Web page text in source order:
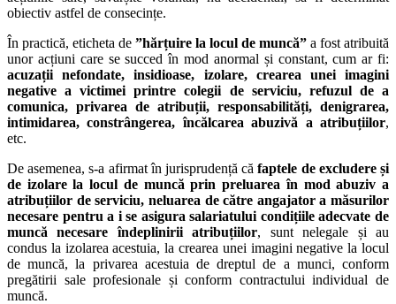
obiectiv astfel de consecințe.
În practică, eticheta de ”hărțuire la locul de muncă” a fost atribuită
unor acțiuni care se succed în mod anormal și constant, cum ar fi:
acuzații nefondate, insidioase, izolare, crearea unei imagini
negative a victimei printre colegii de serviciu, refuzul de a
comunica, privarea de atribuții, responsabilități, denigrarea,
intimidarea, constrângerea, încălcarea abuzivă a atribuțiilor,
etc.
De asemenea, s-a afirmat în jurisprudență căfaptele de excludere și
de izolare la locul de muncă prin preluarea în mod abuziv a
atribuțiilor de serviciu, neluarea de către angajator a măsurilor
necesare pentru a i se asigura salariatului condițiile adecvate de
muncă necesare îndeplinirii atribuțiilor, sunt nelegale și au
condus la izolarea acestuia, la crearea unei imagini negative la locul
de muncă, la privarea acestuia de dreptul de a munci, conform
pregătirii sale profesionale și conform contractului individual de
muncă.